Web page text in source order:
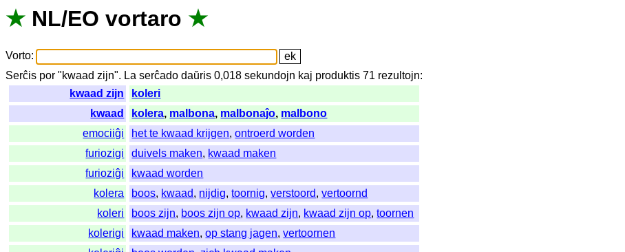
★ NL/EO vortaro ★
Vorto:
Serĉis por "kwaad zijn". La serĉado daŭris 0,018sekundojn kaj produktis 71 rezultojn:
kwaad zijn
koleri
kwaad
kolera, malbona, malbonaĵo, malbono
emociiĝi
het te kwaad krijgen,ontroerd worden
furiozigi
duivels maken, kwaad maken
furioziĝi
kwaad worden
kolera
boos, kwaad, nijdig,toornig,verstoord,vertoornd
koleri
boos zijn, boos zijn op, kwaad zijn, kwaad zijn op,toornen
kolerigi
kwaad maken,op stang jagen,vertoornen